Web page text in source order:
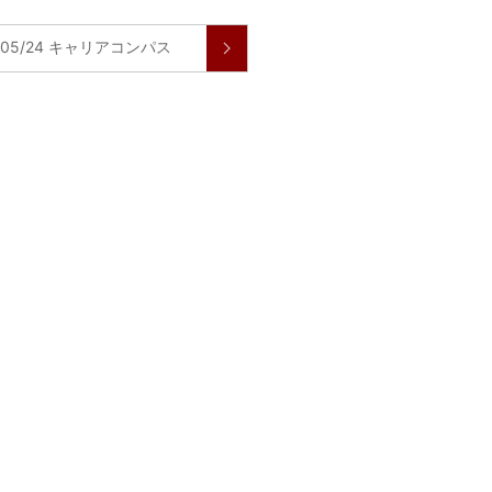
24 キャリアコンパス
のコメントがオンエア！
ー出演
北山陽一のコメントがオンエア！
オンエア！
ア！
のコメントがオンエア！
latest ※村上てつや、酒井雄二、北山陽一のコメントがオンエア！
エア！
雄二、北山陽一のコメントがオンエア！
で配信あり
や、酒井雄二、北山陽一のコメントがオンエア！
tbs-ch/series/yRNA2/